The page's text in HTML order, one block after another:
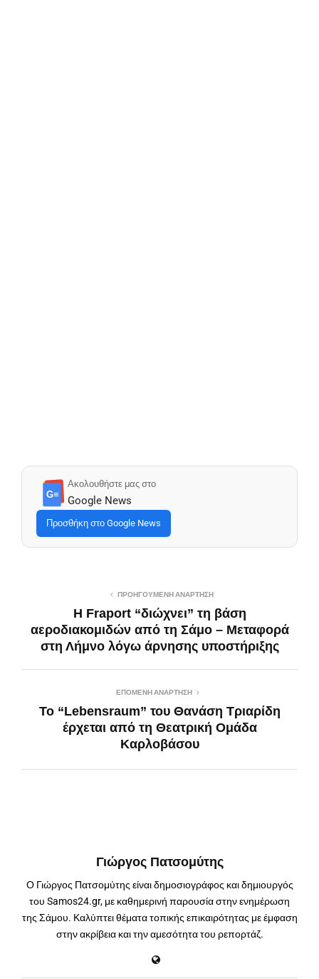
G≡
Ακολουθήστε μας στο
Google News
Προσθήκη στο Google News
ΠΡΟΗΓΟΎΜΕΝΗ ΑΝΆΡΤΗΣΗ
Η Fraport “διώχνει” τη βάση
αεροδιακομιδών από τη Σάμο – Μεταφορά
στη Λήμνο λόγω άρνησης υποστήριξης
ΕΠΌΜΕΝΗ ΑΝΆΡΤΗΣΗ
Το “Lebensraum” του Θανάση Τριαρίδη
έρχεται από τη Θεατρική Ομάδα
Καρλοβάσου
Γιώργος Πατσομύτης
Ο Γιώργος Πατσομύτης είναι δημοσιογράφος και δημιουργός
του Samos24.gr, με καθημερινή παρουσία στην ενημέρωση
της Σάμου. Καλύπτει θέματα τοπικής επικαιρότητας με έμφαση
στην ακρίβεια και την αμεσότητα του ρεπορτάζ.